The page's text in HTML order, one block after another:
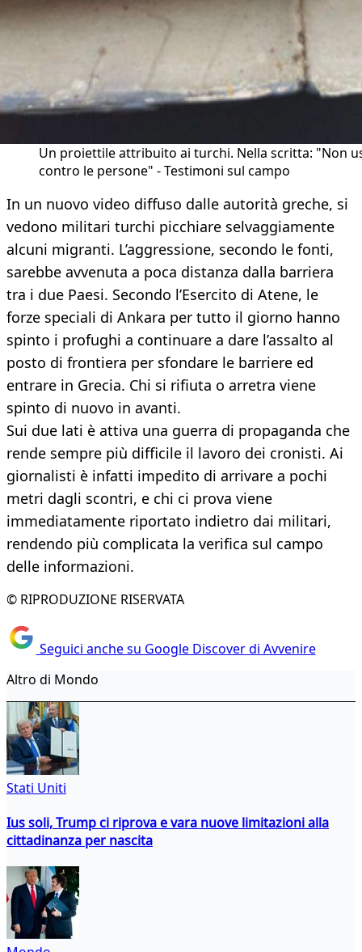
Un proiettile attribuito ai turchi. Nella scritta: "Non
contro le persone" - Testimoni sul campo
In un nuovo video diffuso dalle autorità greche, si
vedono militari turchi picchiare selvaggiamente
alcuni migranti. L’aggressione, secondo le fonti,
sarebbe avvenuta a poca distanza dalla barriera
tra i due Paesi. Secondo l’Esercito di Atene, le
forze speciali di Ankara per tutto il giorno hanno
spinto i profughi a continuare a dare l’assalto al
posto di frontiera per sfondare le barriere ed
entrare in Grecia. Chi si rifiuta o arretra viene
spinto di nuovo in avanti.
Sui due lati è attiva una guerra di propaganda che
rende sempre più difficile il lavoro dei cronisti. Ai
giornalisti è infatti impedito di arrivare a pochi
metri dagli scontri, e chi ci prova viene
immediatamente riportato indietro dai militari,
rendendo più complicata la verifica sul campo
delle informazioni.
© RIPRODUZIONE RISERVATA
Seguici anche su Google Discover di Avvenire
Altro di Mondo
Stati Uniti
Ius soli, Trump ci riprova e vara nuove limitazioni alla
cittadinanza per nascita